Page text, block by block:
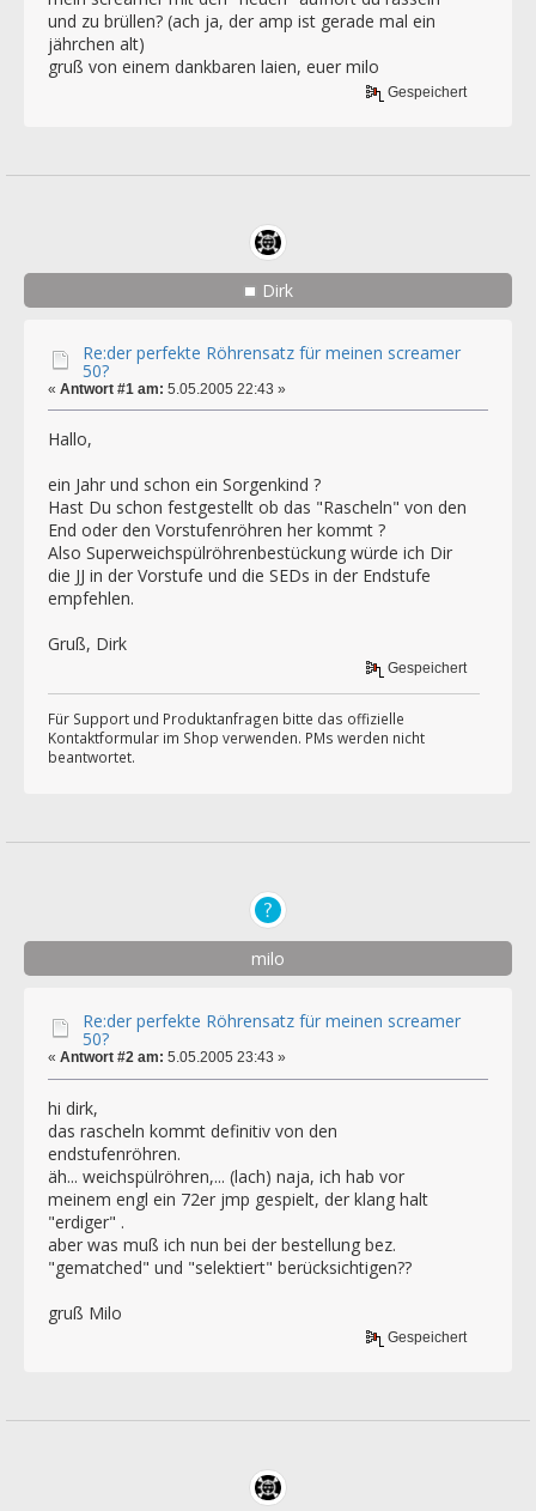
und zu brüllen? (ach ja, der amp ist gerade mal ein
jährchen alt)
gruß von einem dankbaren laien, euer milo
Gespeichert
Dirk
Re:der perfekte Röhrensatz für meinen screamer
50?
« Antwort #1 am: 5.05.2005 22:43 »
Hallo,
ein Jahr und schon ein Sorgenkind ?
Hast Du schon festgestellt ob das "Rascheln" von den
End oder den Vorstufenröhren her kommt ?
Also Superweichspülröhrenbestückung würde ich Dir
die JJ in der Vorstufe und die SEDs in der Endstufe
empfehlen.
Gruß, Dirk
Gespeichert
Für Support und Produktanfragen bitte das offizielle
Kontaktformular im Shop verwenden. PMs werden nicht
beantwortet.
milo
Re:der perfekte Röhrensatz für meinen screamer
50?
« Antwort #2 am: 5.05.2005 23:43 »
hi dirk,
das rascheln kommt definitiv von den
endstufenröhren.
äh... weichspülröhren,... (lach) naja, ich hab vor
meinem engl ein 72er jmp gespielt, der klang halt
"erdiger" .
aber was muß ich nun bei der bestellung bez.
"gematched" und "selektiert" berücksichtigen??
gruß Milo
Gespeichert